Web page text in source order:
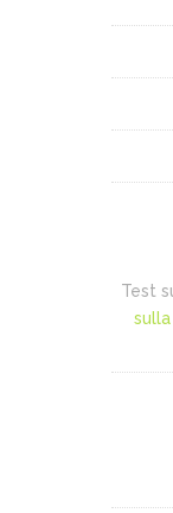
Test